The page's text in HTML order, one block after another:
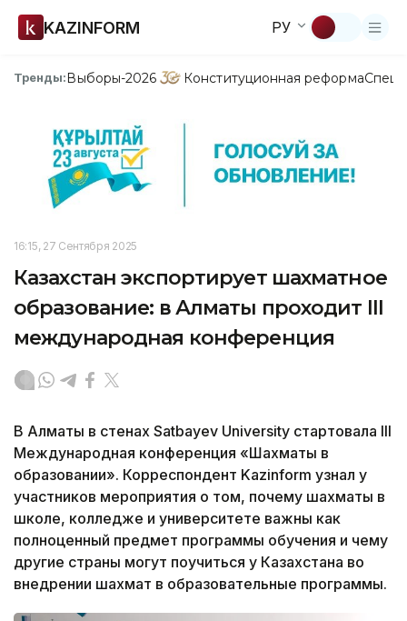
KAZINFORM РУ
Тренды:Выборы-2026 Конституционная реформа
16:15, 27 Сентября 2025
Казахстан экспортирует шахматное
образование: в Алматы проходит III
международная конференция
В Алматы в стенах Satbayev University стартовала III
Международная конференция «Шахматы в
образовании». Корреспондент Kazinform узнал у
участников мероприятия о том, почему шахматы в
школе, колледже и университете важны как
полноценный предмет программы обучения и чему
другие страны могут поучиться у Казахстана во
внедрении шахмат в образовательные программы.